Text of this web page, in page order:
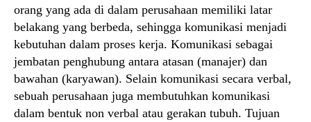
orang yang ada di dalam perusahaan memiliki latar
belakang yang berbeda, sehingga komunikasi menjadi
kebutuhan dalam proses kerja. Komunikasi sebagai
jembatan penghubung antara atasan (manajer) dan
bawahan (karyawan). Selain komunikasi secara verbal,
sebuah perusahaan juga membutuhkan komunikasi
dalam bentuk non verbal atau gerakan tubuh. Tujuan